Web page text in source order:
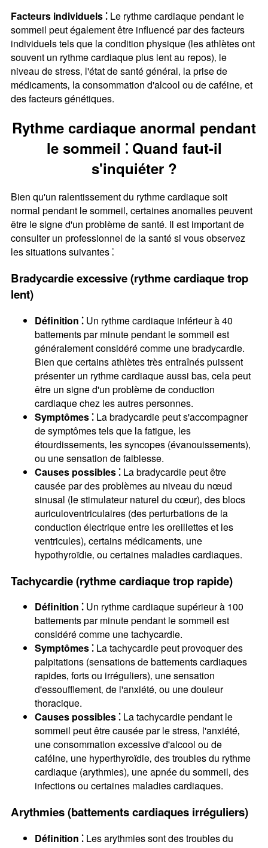
Facteurs individuels ⁚Le rythme cardiaque pendant le
sommeil peut également être influencé par des facteurs
individuels tels que la condition physique (les athlètes ont
souvent un rythme cardiaque plus lent au repos)‚ le
niveau de stress‚ l'état de santé général‚ la prise de
médicaments‚ la consommation d'alcool ou de caféine‚ et
des facteurs génétiques.
Rythme cardiaque anormal pendant
le sommeil ⁚ Quand faut-il
s'inquiéter ?
Bien qu'un ralentissement du rythme cardiaque soit
normal pendant le sommeil‚ certaines anomalies peuvent
être le signe d'un problème de santé. Il est important de
consulter un professionnel de la santé si vous observez
les situations suivantes ⁚
Bradycardie excessive (rythme cardiaque trop
lent)
Définition ⁚Un rythme cardiaque inférieur à 40
battements par minute pendant le sommeil est
généralement considéré comme une bradycardie.
Bien que certains athlètes très entraînés puissent
présenter un rythme cardiaque aussi bas‚ cela peut
être un signe d'un problème de conduction
cardiaque chez les autres personnes.
Symptômes ⁚La bradycardie peut s'accompagner
de symptômes tels que la fatigue‚ les
étourdissements‚ les syncopes (évanouissements)‚
ou une sensation de faiblesse.
Causes possibles ⁚La bradycardie peut être
causée par des problèmes au niveau du nœud
sinusal (le stimulateur naturel du cœur)‚ des blocs
auriculoventriculaires (des perturbations de la
conduction électrique entre les oreillettes et les
ventricules)‚ certains médicaments‚ une
hypothyroïdie‚ ou certaines maladies cardiaques.
Tachycardie (rythme cardiaque trop rapide)
Définition ⁚Un rythme cardiaque supérieur à 100
battements par minute pendant le sommeil est
considéré comme une tachycardie.
Symptômes ⁚La tachycardie peut provoquer des
palpitations (sensations de battements cardiaques
rapides‚ forts ou irréguliers)‚ une sensation
d'essoufflement‚ de l'anxiété‚ ou une douleur
thoracique.
Causes possibles ⁚La tachycardie pendant le
sommeil peut être causée par le stress‚ l'anxiété‚
une consommation excessive d'alcool ou de
caféine‚ une hyperthyroïdie‚ des troubles du rythme
cardiaque (arythmies)‚ une apnée du sommeil‚ des
infections ou certaines maladies cardiaques.
Arythmies (battements cardiaques irréguliers)
Définition ⁚Les arythmies sont des troubles du